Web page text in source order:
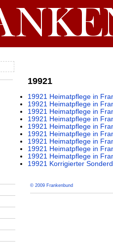
19921
19921 Heimatpflege in
19921 Heimatpflege in
19921 Heimatpflege in
19921 Heimatpflege in
19921 Heimatpflege in
19921 Heimatpflege in
19921 Heimatpflege in
19921 Heimatpflege in
19921 Heimatpflege in
19921 Korrigierter
© 2009 Frankenbund